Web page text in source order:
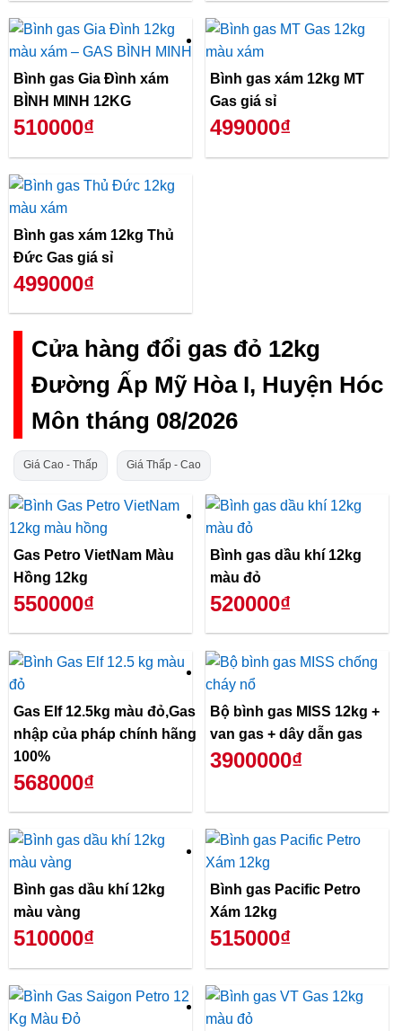
Bình gas Gia Đình xám
BÌNH MINH 12KG
510000₫
Bình gas xám 12kg MT
Gas giá sỉ
499000₫
Bình gas xám 12kg Thủ
Đức Gas giá sỉ
499000₫
Cửa hàng đổi gas đỏ 12kg
Đường Ấp Mỹ Hòa I, Huyện Hóc
Môn tháng 08/2026
Giá Cao - Thấp Giá Thấp - Cao
Gas Petro VietNam Màu
Hồng 12kg
550000₫
Bình gas dầu khí 12kg
màu đỏ
520000₫
Gas Elf 12.5kg màu đỏ,Gas
nhập của pháp chính hãng
100%
568000₫
Bộ bình gas MISS 12kg +
van gas + dây dẫn gas
3900000₫
Bình gas dầu khí 12kg
màu vàng
510000₫
Bình gas Pacific Petro
Xám 12kg
515000₫